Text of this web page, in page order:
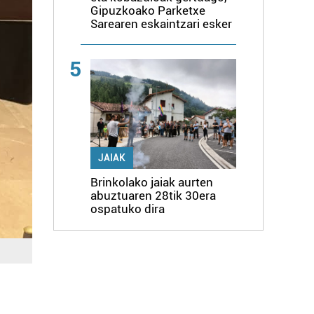
Gipuzkoako Parketxe
Sarearen eskaintzari esker
5
JAIAK
Brinkolako jaiak aurten
abuztuaren 28tik 30era
ospatuko dira